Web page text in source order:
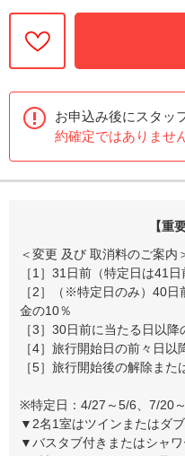
お申込み後にスタッ
約確定ではありませ
【重
＜変更 及び 取消料のご案内
［1］31日前（特定日は41
［2］（※特定日のみ）40
金の10％
［3］30日前に当たる日以
［4］旅行開始日の前々日
［5］旅行開始後の解除ま
※特定日：4/27～5/6、7/20
▼2名1室はツインまたはダ
▼バスタブ付きまたはシャワ